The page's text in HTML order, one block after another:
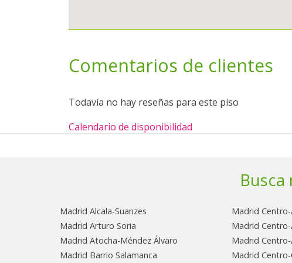
Comentarios de clientes
Todavía no hay reseñas para este piso
Calendario de disponibilidad
Madrid Alcala-Suanzes
Madrid Arturo Soria
Madrid Atocha-Méndez Álvaro
Madrid Barrio Salamanca
Madrid
Madrid
Madrid
Madrid